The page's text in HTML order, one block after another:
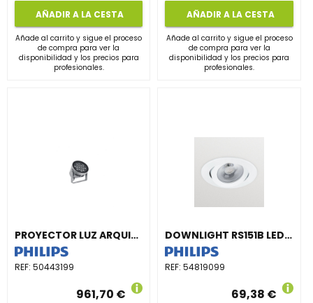
AÑADIR A LA CESTA
Añade al carrito y sigue el proceso
de compra para ver la
disponibilidad y los precios para
profesionales.
AÑADIR A LA CESTA
Añade al carrito y sigue el proceso
de compra para ver la
disponibilidad y los precios para
profesionales.
PROYECTOR LUZ ARQUITECTÓNICA BVP372 18LED 30K 220V 10° DMX 50W HP
REF: 50443199
961,70 €
DOWNLIGHT RS151B LED12-WB-/830 D78 PSR PI6 BLANCO
REF:54819099
69,38 €